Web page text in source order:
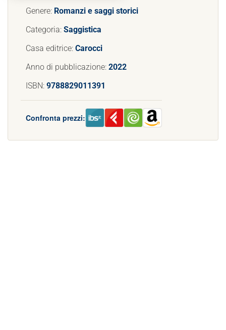
Genere: Romanzi e saggi storici
Categoria: Saggistica
Casa editrice: Carocci
Anno di pubblicazione: 2022
ISBN: 9788829011391
Confronta prezzi: